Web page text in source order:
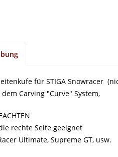
für STIGA Snowracer
Carving "Curve" System,
rechte Seite geeignet
Ultimate, Supreme GT, usw.